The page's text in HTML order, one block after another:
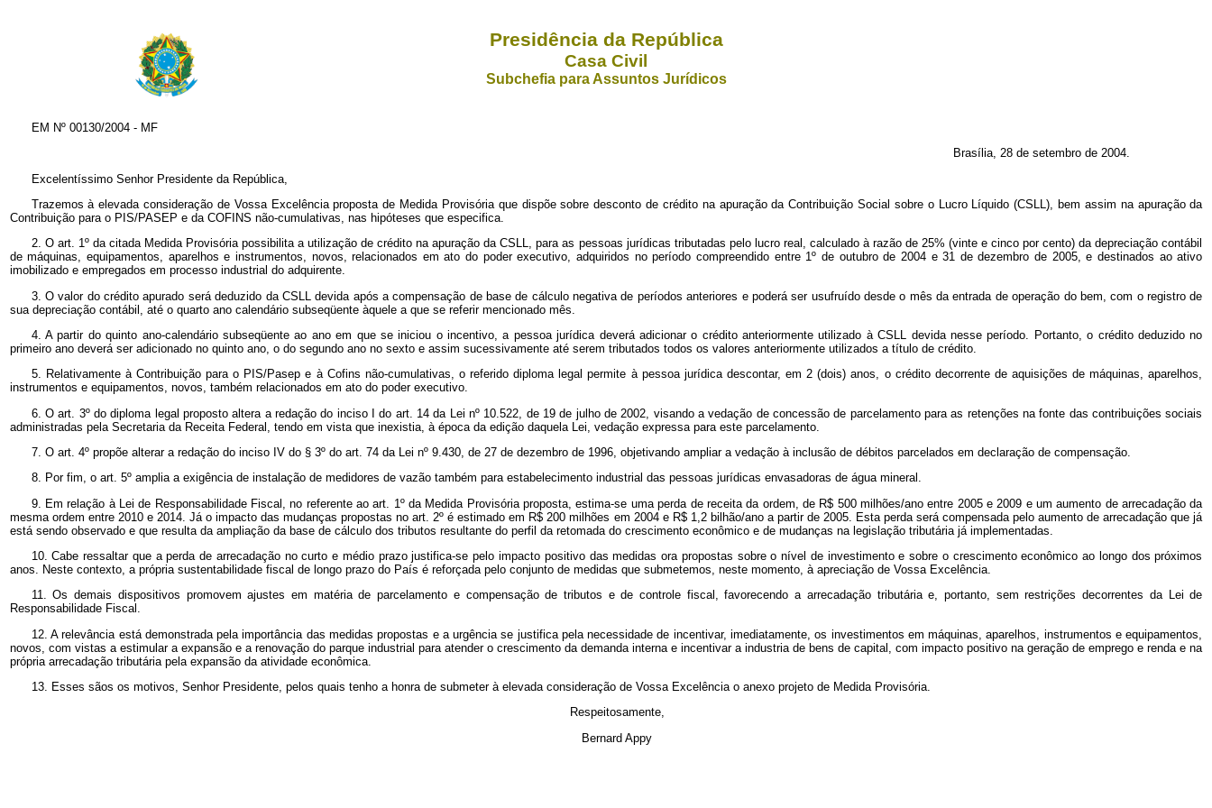
Presidência da República
Casa Civil
Subchefia para Assuntos Jurídicos
EM Nº 00130/2004 - MF
Brasília, 28 de setembro de 2004.
Excelentíssimo Senhor Presidente da República,
Trazemos à elevada consideração de Vossa Excelência proposta de Medida Provisória que dispõe sobre desconto de crédito na apuração da Contribuição Social sobre o Lucro Líquido (CSLL), bem assim na apuração da
Contribuição para o PIS/PASEP e da COFINS não-cumulativas, nas hipóteses que especifica.
2. O art. 1º da citada Medida Provisória possibilita a utilização de crédito na apuração da CSLL, para as pessoas jurídicas tributadas pelo lucro real, calculado à razão de 25% (vinte e cinco por cento) da depreciação contábil
de máquinas, equipamentos, aparelhos e instrumentos, novos, relacionados em ato do poder executivo, adquiridos no período compreendido entre 1º de outubro de 2004 e 31 de dezembro de 2005, e destinados ao ativo
imobilizado e empregados em processo industrial do adquirente.
3. O valor do crédito apurado será deduzido da CSLL devida após a compensação de base de cálculo negativa de períodos anteriores e poderá ser usufruído desde o mês da entrada de operação do bem, com o registro de
sua depreciação contábil, até o quarto ano calendário subseqüente àquele a que se referir mencionado mês.
4. A partir do quinto ano-calendário subseqüente ao ano em que se iniciou o incentivo, a pessoa jurídica deverá adicionar o crédito anteriormente utilizado à CSLL devida nesse período. Portanto, o crédito deduzido no
primeiro ano deverá ser adicionado no quinto ano, o do segundo ano no sexto e assim sucessivamente até serem tributados todos os valores anteriormente utilizados a título de crédito.
5. Relativamente à Contribuição para o PIS/Pasep e à Cofins não-cumulativas, o referido diploma legal permite à pessoa jurídica descontar, em 2 (dois) anos, o crédito decorrente de aquisições de máquinas, aparelhos,
instrumentos e equipamentos, novos, também relacionados em ato do poder executivo.
6. O art. 3º do diploma legal proposto altera a redação do inciso I do art. 14 da Lei nº 10.522, de 19 de julho de 2002, visando a vedação de concessão de parcelamento para as retenções na fonte das contribuições sociais
administradas pela Secretaria da Receita Federal, tendo em vista que inexistia, à época da edição daquela Lei, vedação expressa para este parcelamento.
7. O art. 4º propõe alterar a redação do inciso IV do § 3º do art. 74 da Lei nº 9.430, de 27 de dezembro de 1996, objetivando ampliar a vedação à inclusão de débitos parcelados em declaração de compensação.
8. Por fim, o art. 5º amplia a exigência de instalação de medidores de vazão também para estabelecimento industrial das pessoas jurídicas envasadoras de água mineral.
9. Em relação à Lei de Responsabilidade Fiscal, no referente ao art. 1º da Medida Provisória proposta, estima-se uma perda de receita da ordem, de R$ 500 milhões/ano entre 2005 e 2009 e um aumento de arrecadação da
mesma ordem entre 2010 e 2014. Já o impacto das mudanças propostas no art. 2º é estimado em R$ 200 milhões em 2004 e R$ 1,2 bilhão/ano a partir de 2005. Esta perda será compensada pelo aumento de arrecadação que já
está sendo observado e que resulta da ampliação da base de cálculo dos tributos resultante do perfil da retomada do crescimento econômico e de mudanças na legislação tributária já implementadas.
10. Cabe ressaltar que a perda de arrecadação no curto e médio prazo justifica-se pelo impacto positivo das medidas ora propostas sobre o nível de investimento e sobre o crescimento econômico ao longo dos próximos
anos. Neste contexto, a própria sustentabilidade fiscal de longo prazo do País é reforçada pelo conjunto de medidas que submetemos, neste momento, à apreciação de Vossa Excelência.
11. Os demais dispositivos promovem ajustes em matéria de parcelamento e compensação de tributos e de controle fiscal, favorecendo a arrecadação tributária e, portanto, sem restrições decorrentes da Lei de
Responsabilidade Fiscal.
12. A relevância está demonstrada pela importância das medidas propostas e a urgência se justifica pela necessidade de incentivar, imediatamente, os investimentos em máquinas, aparelhos, instrumentos e equipamentos,
novos, com vistas a estimular a expansão e a renovação do parque industrial para atender o crescimento da demanda interna e incentivar a industria de bens de capital, com impacto positivo na geração de emprego e renda e na
própria arrecadação tributária pela expansão da atividade econômica.
13. Esses sãos os motivos, Senhor Presidente, pelos quais tenho a honra de submeter à elevada consideração de Vossa Excelência o anexo projeto de Medida Provisória.
Respeitosamente,
Bernard Appy